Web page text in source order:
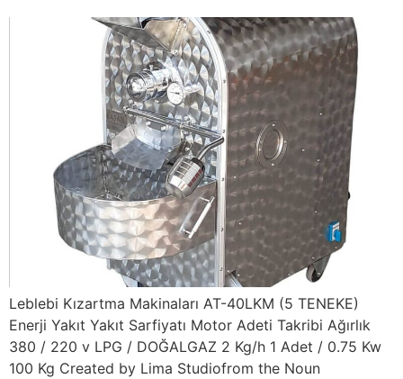
Leblebi Kızartma Makinaları AT-40LKM (5 TENEKE)
Enerji Yakıt Yakıt Sarfiyatı Motor Adeti Takribi Ağırlık
380 / 220 v LPG / DOĞALGAZ 2 Kg/h 1 Adet / 0.75 Kw
100 Kg Created by Lima Studiofrom the Noun